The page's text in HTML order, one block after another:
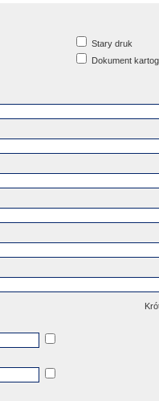
Stary druk
Dokument